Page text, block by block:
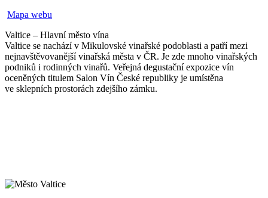
Mapa webu
Valtice – Hlavní město vína
Valtice se nachází v Mikulovské vinařské podoblasti a patří mezi
nejnavštěvovanější vinařská města v ČR. Je zde mnoho vinařských
podniků i rodinných vinařů. Veřejná degustační expozice vín
oceněných titulem Salon Vín České republiky je umístěna
ve sklepních prostorách zdejšího zámku.